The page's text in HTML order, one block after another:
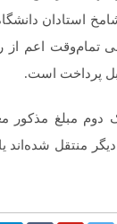
استادان
برای اعضای هیأت علمی تمام‌وقت
پرداخت است.
منتقل شده‌اند یا